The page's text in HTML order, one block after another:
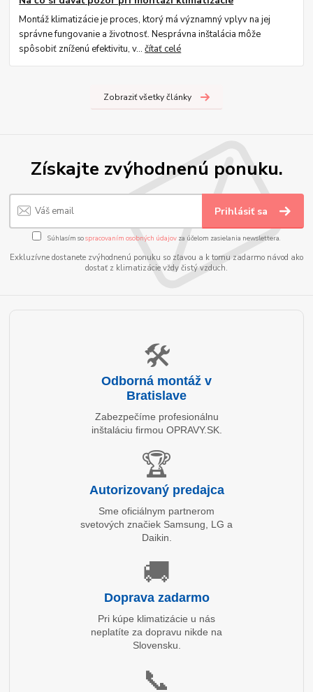
Montáž klimatizácie je proces, ktorý má významný vplyv na jej
správne fungovanie a životnosť. Nesprávna inštalácia môže
spôsobiť zníženú efektivitu, v...čítať celé
Zobraziť všetky články
Získajte zvýhodnenú ponuku.
Prihlásiť sa
Súhlasím sospracovaním osobných údajov za účelom zasielania newslettera.
Exkluzívne dostanete zvýhodnenú ponuku so zľavou a k tomu zadarmo návod ako
dostať z klimatizácie vždy čistý vzduch.
🛠️
Odborná montáž v
Bratislave
Zabezpečíme profesionálnu
inštaláciu firmou OPRAVY.SK.
🏆
Autorizovaný predajca
Sme oficiálnym partnerom
svetových značiek Samsung, LG a
Daikin.
🚚
Doprava zadarmo
Pri kúpe klimatizácie u nás
neplatíte za dopravu nikde na
Slovensku.
📞